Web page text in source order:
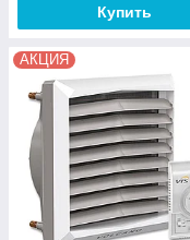
Купить
АКЦИЯ